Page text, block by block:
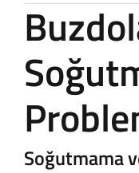
Soğutmama